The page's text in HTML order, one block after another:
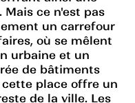
ce n'est pas
un carrefour
où se mêlent
urbaine et un
de bâtiments
place offre un
de la ville. Les